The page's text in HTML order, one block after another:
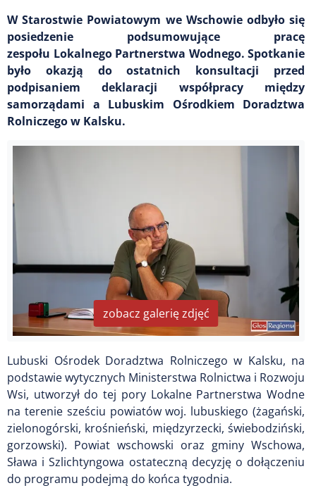
W Starostwie Powiatowym we Wschowie odbyło się
posiedzenie podsumowujące pracę
zespołu Lokalnego Partnerstwa Wodnego. Spotkanie
było okazją do ostatnich konsultacji przed
podpisaniem deklaracji współpracy między
samorządami a Lubuskim Ośrodkiem Doradztwa
Rolniczego w Kalsku.
zobacz galerię zdjęć
Lubuski Ośrodek Doradztwa Rolniczego w Kalsku, na
podstawie wytycznych Ministerstwa Rolnictwa i Rozwoju
Wsi, utworzył do tej pory Lokalne Partnerstwa Wodne
na terenie sześciu powiatów woj. lubuskiego (żagański,
zielonogórski, krośnieński, międzyrzecki, świebodziński,
gorzowski). Powiat wschowski oraz gminy Wschowa,
Sława i Szlichtyngowa ostateczną decyzję o dołączeniu
do programu podejmą do końca tygodnia.